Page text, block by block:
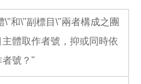
o
o
\"和\"副標目\"兩者構成之團
體取作者號，抑或同時依
者號？"